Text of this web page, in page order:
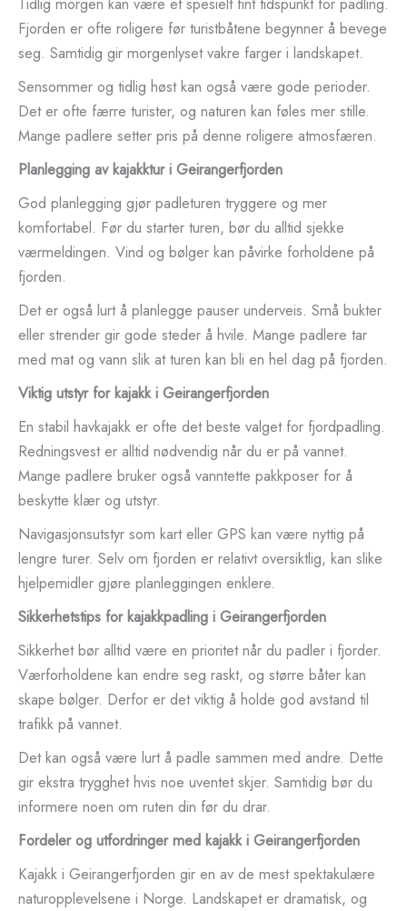
Fjorden er ofte roligere før turistbåtene begynner å bevege
seg. Samtidig gir morgenlyset vakre farger i landskapet.
Sensommer og tidlig høst kan også være gode perioder.
Det er ofte færre turister, og naturen kan føles mer stille.
Mange padlere setter pris på denne roligere atmosfæren.
Planlegging av kajakktur i Geirangerfjorden
God planlegging gjør padleturen tryggere og mer
komfortabel. Før du starter turen, bør du alltid sjekke
værmeldingen. Vind og bølger kan påvirke forholdene på
fjorden.
Det er også lurt å planlegge pauser underveis. Små bukter
eller strender gir gode steder å hvile. Mange padlere tar
med mat og vann slik at turen kan bli en hel dag på fjorden.
Viktig utstyr for kajakk i Geirangerfjorden
En stabil havkajakk er ofte det beste valget for fjordpadling.
Redningsvest er alltid nødvendig når du er på vannet.
Mange padlere bruker også vanntette pakkposer for å
beskytte klær og utstyr.
Navigasjonsutstyr som kart eller GPS kan være nyttig på
lengre turer. Selv om fjorden er relativt oversiktlig, kan slike
hjelpemidler gjøre planleggingen enklere.
Sikkerhetstips for kajakkpadling i Geirangerfjorden
Sikkerhet bør alltid være en prioritet når du padler i fjorder.
Værforholdene kan endre seg raskt, og større båter kan
skape bølger. Derfor er det viktig å holde god avstand til
trafikk på vannet.
Det kan også være lurt å padle sammen med andre. Dette
gir ekstra trygghet hvis noe uventet skjer. Samtidig bør du
informere noen om ruten din før du drar.
Fordeler og utfordringer med kajakk i Geirangerfjorden
Kajakk i Geirangerfjorden gir en av de mest spektakulære
naturopplevelsene i Norge. Landskapet er dramatisk, og